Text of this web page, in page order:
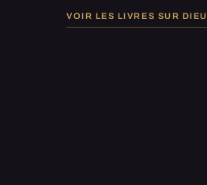
VOIR LES LIVRES SUR DIEU